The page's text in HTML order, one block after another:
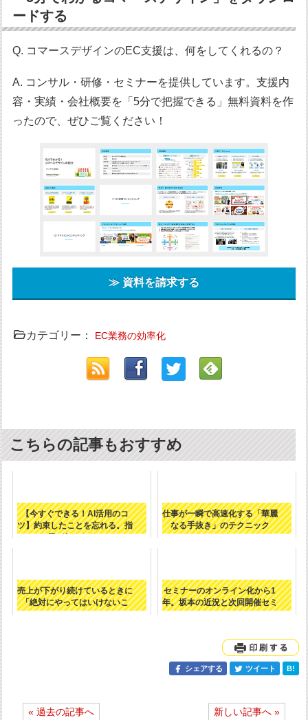
ードする
Q. コマースデザインのEC支援は、何をしてくれるの？
A. コンサル・研修・セミナーを提供しています。支援内
容・実績・会社概要を「5分で把握できる」無料資料を作
ったので、ぜひご覧ください！
≫ 資料を請求する
カテゴリー： EC業務の効率化
こちらの記事もおすすめ
【今すぐできる！AI活用のコ
ツ】約束したことを忘れる。指
仕事が一瞬で高速化する「華麗
なる手抜き」のテクニック
売上が下がり続けているときに
「絶対にやってはいけないこ
セミナーのオンライン化から1
年。坂本の近況と次回開催セミ
シェアする ツイート B!
« 過去の記事へ 新しい記事へ »